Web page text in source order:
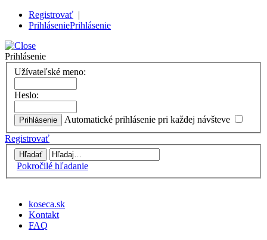
Registrovať |
PrihláseniePrihlásenie
Prihlásenie
Užívateľské meno:
Heslo:
Automatické prihlásenie pri každej návšteve
Registrovať
Pokročilé hľadanie
koseca.sk
Kontakt
FAQ